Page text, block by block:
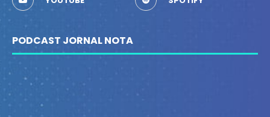
PODCAST JORNAL NOTA